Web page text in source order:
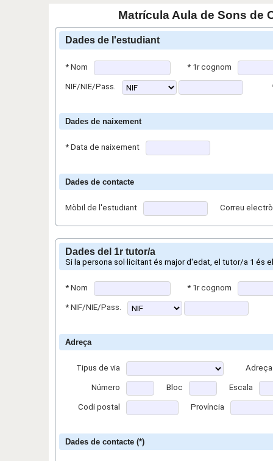
Matrícula Aula de Sons de
Dades de l'estudiant
* Nom * 1r cognom
NIF/NIE/Pass.
Dades de naixement
* Data de naixement
Dades de contacte
Mòbil de l'estudiant Correu
Dades del 1r tutor/a
Si la persona sol·licitant és major d'edat, el tutor/a 1 és
* Nom * 1r cognom
* NIF/NIE/Pass.
Adreça
Tipus de via Adreça
Número Bloc Escala
Codi postal Província
Dades de contacte (*)